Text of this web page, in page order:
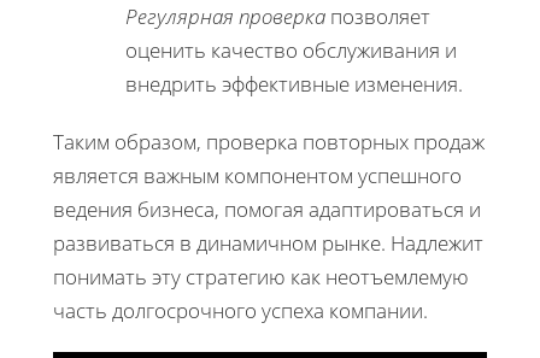
Регулярная проверка позволяет
оценить качество обслуживания и
внедрить эффективные изменения.
Таким образом, проверка повторных продаж
является важным компонентом успешного
ведения бизнеса, помогая адаптироваться и
развиваться в динамичном рынке. Надлежит
понимать эту стратегию как неотъемлемую
часть долгосрочного успеха компании.